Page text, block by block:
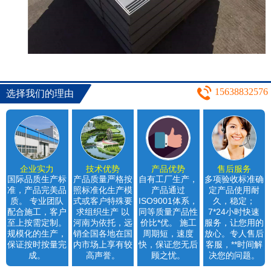
选择我们的理由 15638832576
企业实力
国际品质生产标
准，产品完美品
质。 专业团队
配合施工，客户
至上按需定制。
规模化的生产，
保证按时按量完
成。
技术优势
产品质量严格按
照标准化生产模
式或客户特殊要
求组织生产 以
河南为依托，远
销全国各地在国
内市场上享有较
高声誉。
产品优势
自有工厂生产，
产品通过
ISO9001体系，
同等质量产品性
价比*优。 施工
周期短，速度
快，保证您无后
顾之忧。
售后服务
多项验收标准确
定产品使用耐
久，稳定；
7*24小时快速
服务，让您用的
放心。专人售后
客服，**时间解
决您的问题。